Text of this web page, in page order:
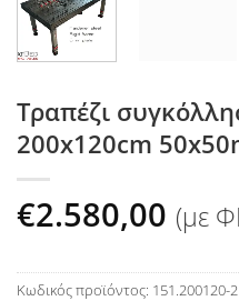
Τραπέζι
200x120cm
€2.580,00 (με
Κωδικός προϊόντος: 151.200120-2